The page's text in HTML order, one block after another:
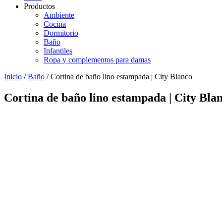
Productos
Ambiente
Cocina
Dormitorio
Baño
Infantiles
Ropa y complementos para damas
Inicio /Baño / Cortina de baño lino estampada | City Blanco
Cortina de baño lino estampada | City